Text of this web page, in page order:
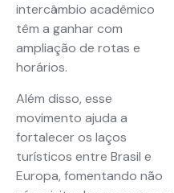
intercâmbio acadêmico
têm a ganhar com
ampliação de rotas e
horários.
Além disso, esse
movimento ajuda a
fortalecer os laços
turísticos entre Brasil e
Europa, fomentando não